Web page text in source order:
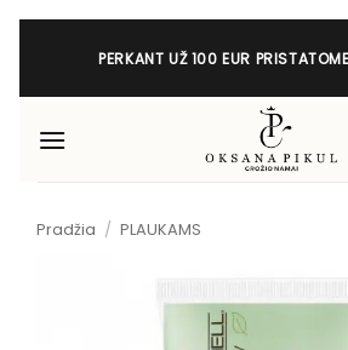
Skip
PERKANT UŽ 100 EUR
Pradžia / PLAUKAMS